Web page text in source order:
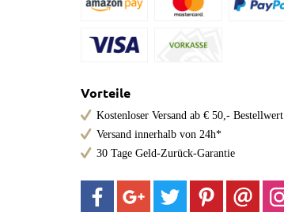
Vorteile
Kostenloser Versand ab € 50,- Bestellwert
Versand innerhalb von 24h*
30 Tage Geld-Zurück-Garantie